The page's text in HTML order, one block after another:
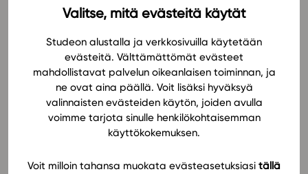
Valitse, mitä evästeitä käytät
Studeon alustalla ja verkkosivuilla käytetään
evästeitä. Välttämättömät evästeet
mahdollistavat palvelun oikeanlaisen toiminnan, ja
ne ovat aina päällä. Voit lisäksi hyväksyä
valinnaisten evästeiden käytön, joiden avulla
voimme tarjota sinulle henkilökohtaisemman
käyttökokemuksen.
Voit milloin tahansa muokata evästeasetuksiasi tällä
opit, miten voit tukea fysiikan oppimista ja
tiedon rakentumista Studeon lukion fysiikan
oppimateriaalien ja alustan avulla
kuulet, miten materiaali tukee kokeellisuutta ja
millaisia ilmiöiden ymmärtämistä tukevia
opit, miten voit hyödyntää Studeon alustan